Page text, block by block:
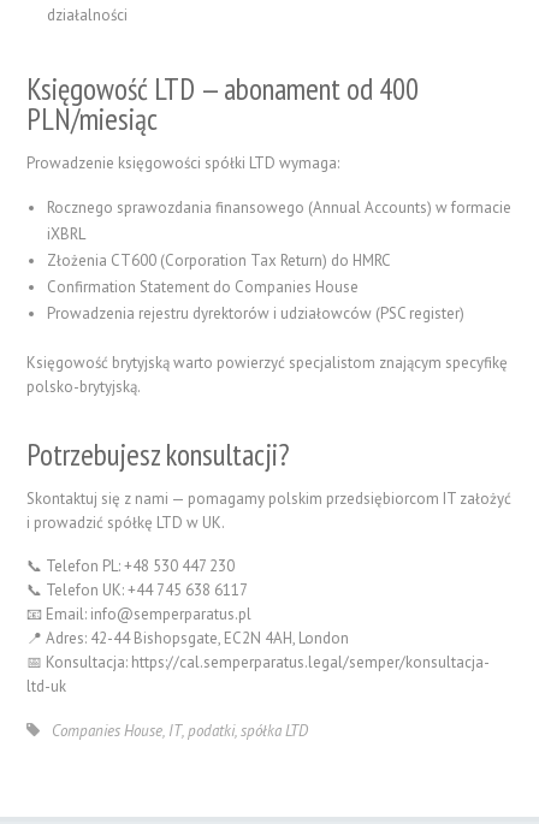
działalności
Księgowość LTD — abonament od 400
PLN/miesiąc
Prowadzenie księgowości spółki LTD wymaga:
Rocznego sprawozdania finansowego (Annual Accounts) w formacie
iXBRL
Złożenia CT600 (Corporation Tax Return) do HMRC
Confirmation Statement do Companies House
Prowadzenia rejestru dyrektorów i udziałowców (PSC register)
Księgowość brytyjską warto powierzyć specjalistom znającym specyfikę
polsko-brytyjską.
Potrzebujesz konsultacji?
Skontaktuj się z nami — pomagamy polskim przedsiębiorcom IT założyć
i prowadzić spółkę LTD w UK.
📞 Telefon PL: +48 530 447 230
📞 Telefon UK: +44 745 638 6117
📧 Email: info@semperparatus.pl
📍 Adres: 42-44 Bishopsgate, EC2N 4AH, London
📅 Konsultacja: https://cal.semperparatus.legal/semper/konsultacja-
ltd-uk
Companies House, IT,podatki,spółka LTD